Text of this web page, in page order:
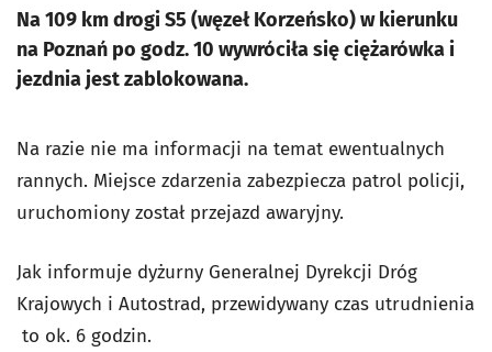
Na 109 km drogi S5 (węzeł Korzeńsko) w kierunku
na Poznań po godz. 10 wywróciła się ciężarówka i
jezdnia jest zablokowana.
Na razie nie ma informacji na temat ewentualnych
rannych. Miejsce zdarzenia zabezpiecza patrol policji,
uruchomiony został przejazd awaryjny.
Jak informuje dyżurny Generalnej Dyrekcji Dróg
Krajowych i Autostrad, przewidywany czas utrudnienia
to ok. 6 godzin.